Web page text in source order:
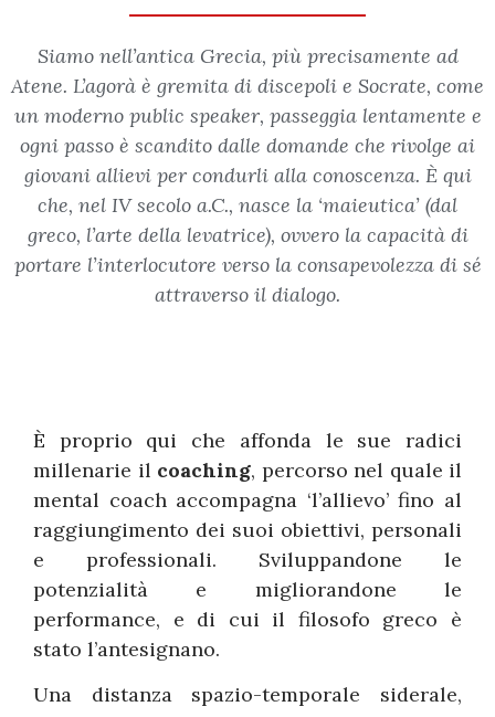
Siamo nell’antica Grecia, più precisamente ad
Atene. L’agorà è gremita di discepoli e Socrate, come
un moderno public speaker, passeggia lentamente e
ogni passo è scandito dalle domande che rivolge ai
giovani allievi per condurli alla conoscenza. È qui
che, nel IV secolo a.C., nasce la ‘maieutica’ (dal
greco, l’arte della levatrice), ovvero la capacità di
portare l’interlocutore verso la consapevolezza di sé
attraverso il dialogo.
È proprio qui che affonda le sue radici
millenarie il coaching, percorso nel quale il
mental coach accompagna ‘l’allievo’ fino al
raggiungimento dei suoi obiettivi, personali
e professionali. Sviluppandone le
potenzialità e migliorandone le
performance, e di cui il filosofo greco è
stato l’antesignano.
Una distanza spazio-temporale siderale,